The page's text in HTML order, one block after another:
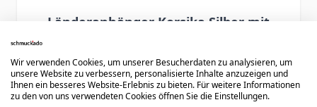
Länderanhänger Korsika Silber mit
47,90 €
Wir verwenden Cookies, um unserer Besucherdaten zu analysieren, um
unsere Website zu verbessern, personalisierte Inhalte anzuzeigen und
Ihnen ein besseres Website-Erlebnis zu bieten. Für weitere Informationen
zu den von uns verwendeten Cookies öffnen Sie die Einstellungen.